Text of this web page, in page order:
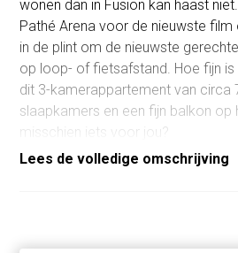
wonen dan in Fusion kan haast
Pathé Arena voor de nieuwste
in de plint om de nieuwste
op loop- of fietsafstand. Hoe fijn is
dit 3-kamerappartement van circa
slaapkamers en een fijn balkon op
misschien iets voor jou?
Lees de volledige omschrijving